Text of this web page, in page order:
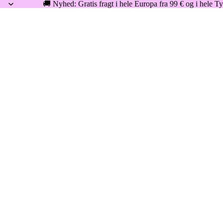
🚚 Nyhed: Gratis fragt i hele Europa fra 99 € og i hele